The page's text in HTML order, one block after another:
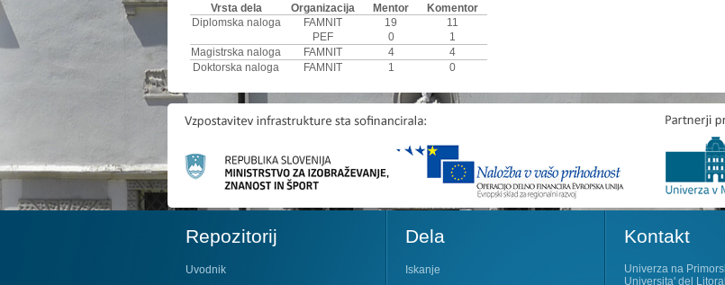
Vrsta dela
Organizacija Mentor
Komentor
Diplomska naloga
FAMNIT 19
11
PEF
0
1
Magistrska naloga
FAMNIT 4
4
Doktorska naloga
FAMNIT 1 0
Repozitorij
Uvodnik
Dela
Iskanje
Kontakt
Univerza na
Universita' del